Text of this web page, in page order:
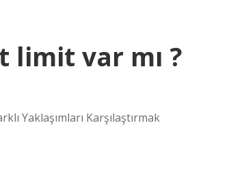
limit var mı ?
Yaklaşımları Karşılaştırmak